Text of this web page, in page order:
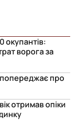
окупантів:
ворога за
про
отримав опіки